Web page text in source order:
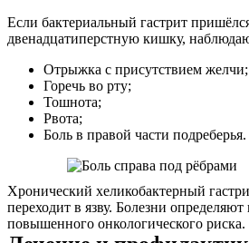
Если бактериальный гастрит
двенадцатиперстную кишку,
Отрыжка с присутствием желчи;
Горечь во рту;
Тошнота;
Рвота;
Боль в правой части подреберья.
Хронический хеликобактерный
переходит в язву. Болезни
повышенного онкологического риска.